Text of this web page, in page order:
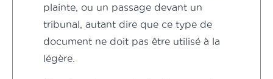
plainte, ou un passage devant un
tribunal, autant dire que ce type de
document ne doit pas être utilisé à la
légère.